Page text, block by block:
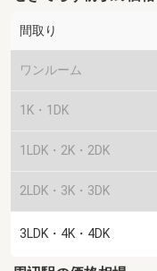
間取り
ワンルーム
1K・1DK
1LDK・2K・2DK
2LDK・3K・3DK
3LDK・4K・4DK